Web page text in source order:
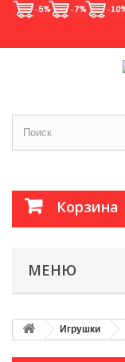
Корзина
МЕНЮ
Игрушки